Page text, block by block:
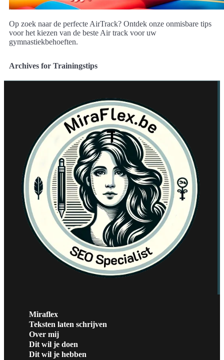
Op zoek naar de perfecte AirTrack? Ontdek onze onmisbare tips
voor het kiezen van de beste Air track voor uw
gymnastiekbehoeften.
Archives for Trainingstips
Miraflex
Teksten laten schrijven
Over mij
Dit wil je doen
Dit wil je hebben